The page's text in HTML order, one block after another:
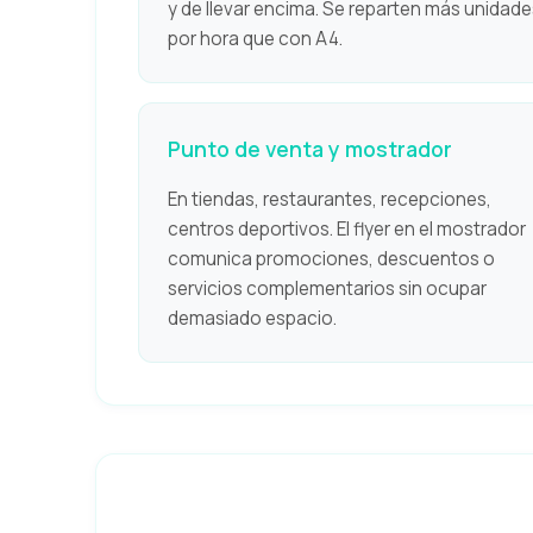
y de llevar encima. Se reparten más
por hora que con A4.
Punto de venta y mostrador
En tiendas, restaurantes, recepciones,
centros deportivos. El flyer en el mostrador
comunica promociones, descuentos o
servicios complementarios sin ocupar
demasiado espacio.